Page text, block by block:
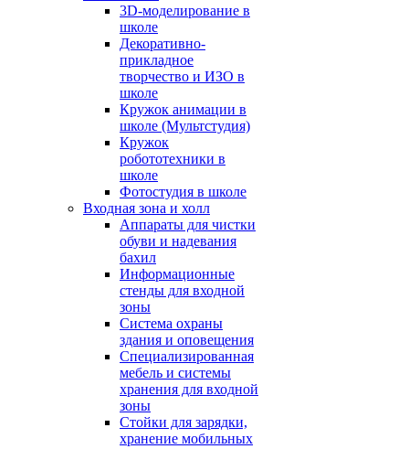
3D-моделирование в
школе
Декоративно-
прикладное
творчество и ИЗО в
школе
Кружок анимации в
школе (Мультстудия)
Кружок
робототехники в
школе
Фотостудия в школе
Входная зона и холл
Аппараты для чистки
обуви и надевания
бахил
Информационные
стенды для входной
зоны
Система охраны
здания и оповещения
Специализированная
мебель и системы
хранения для входной
зоны
Стойки для зарядки,
хранение мобильных